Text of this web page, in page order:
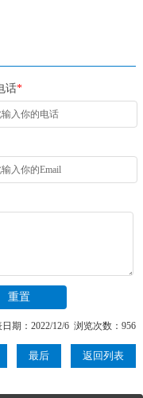
话*
日期：2022/12/6 浏览次数：956
最后 返回列表